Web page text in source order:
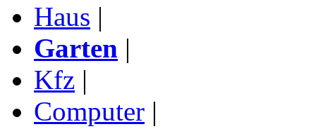
Haus |
Garten |
Kfz |
Computer |